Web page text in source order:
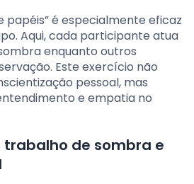
papéis” é especialmente eficaz
Aqui, cada participante atua
enquanto outros
Este exercício não
pessoal, mas
e empatia no
de sombra e